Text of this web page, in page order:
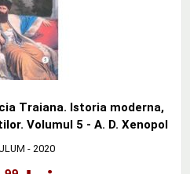
Traiana. Istoria moderna,
Volumul 5 - A. D. Xenopol
- 2020